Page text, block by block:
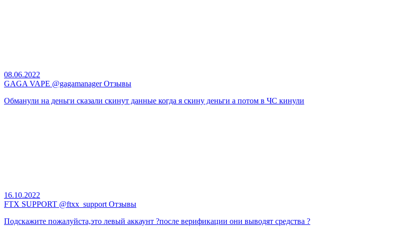
08.06.2022
GAGA VAPE @gagamanager Отзывы
Обманули на деньги сказали скинут данные когда я скину деньги а потом в ЧС кинули
16.10.2022
FТХ SUРРОRT @ftxx_support Отзывы
Подскажите пожалуйста,это левый аккаунт ?после верификации они выводят средства ?